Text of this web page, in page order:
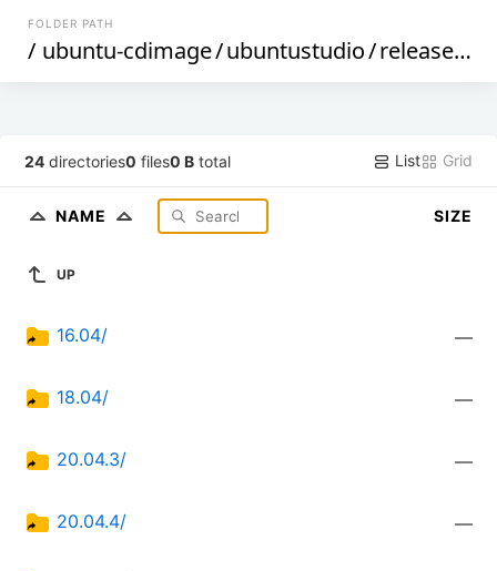
FOLDER PATH
/ ubuntu-cdimage/ubuntustudio/releases /
24 directories0 files0 B total List Grid
NAME SIZE
UP
16.04/ —
18.04/ —
20.04.3/ —
20.04.4/ —